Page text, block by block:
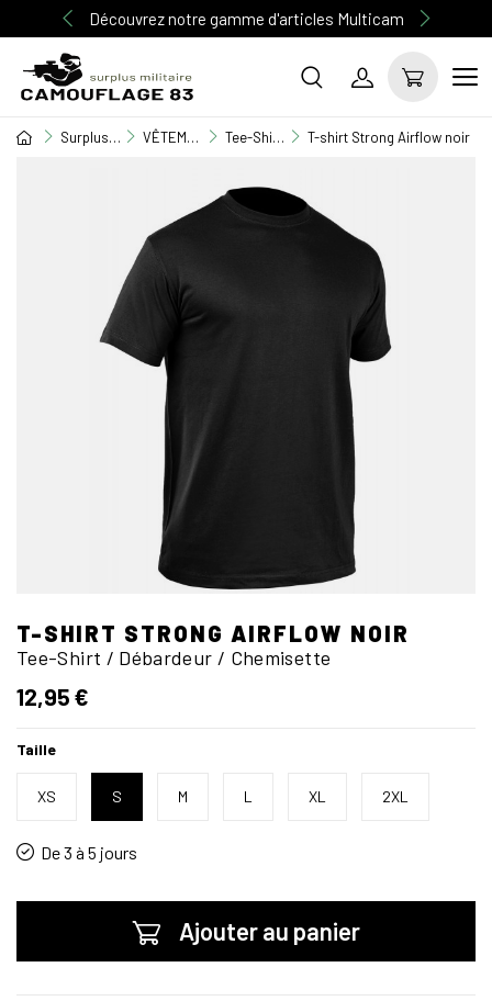
Découvrez notre gamme d'articles Multicam
Surplus Militaire VÊTEMENT MILITAIRE Tee-Shirt / Débardeur / Chemisette T-shirt Strong Airflow noir
T-SHIRT STRONG AIRFLOW NOIR
Tee-Shirt / Débardeur / Chemisette
12,95 €
Taille
XS S M L XL 2XL
De 3 à 5 jours
Ajouter au panier